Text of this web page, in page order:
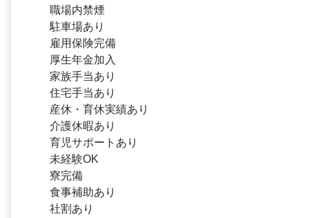
職場内禁煙
駐車場あり
雇用保険完備
厚生年金加入
家族手当あり
住宅手当あり
産休・育休実績あり
介護休暇あり
育児サポートあり
未経験OK
寮完備
食事補助あり
社割あり